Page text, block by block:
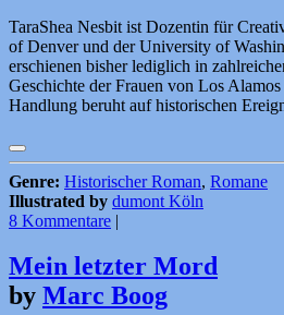
TaraShea Nesbit ist Dozentin für
of Denver und der University of
erschienen bisher lediglich in
Geschichte der Frauen von Los
Handlung beruht auf historischen
Genre: Historischer Roman, Romane
Illustrated by dumont Köln
8 Kommentare |
Mein letzter Mord
by Marc Boog